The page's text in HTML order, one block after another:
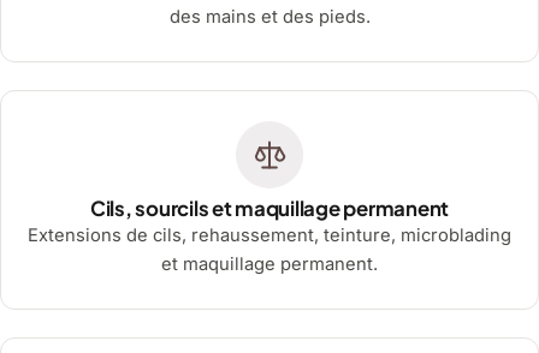
des mains et des pieds.
Cils, sourcils et maquillage permanent
Extensions de cils, rehaussement, teinture, microblading
et maquillage permanent.